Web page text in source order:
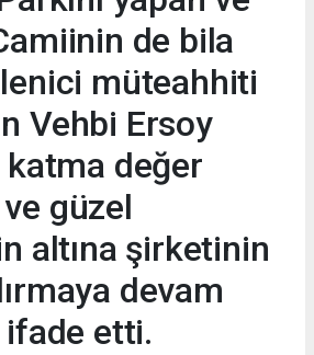
de bila
müteahhiti
Vehbi Ersoy
değer
güzel
altına şirketinin
devam
etti.